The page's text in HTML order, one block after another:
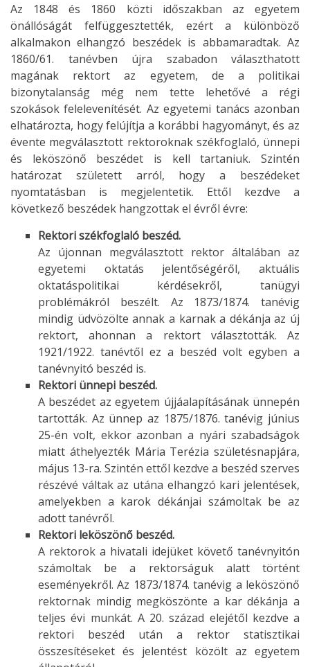
Az 1848 és 1860 közti időszakban az egyetem
önállóságát felfüggesztették, ezért a különböző
alkalmakon elhangzó beszédek is abbamaradtak. Az
1860/61. tanévben újra szabadon választhatott
magának rektort az egyetem, de a politikai
bizonytalanság még nem tette lehetővé a régi
szokások felelevenítését. Az egyetemi tanács azonban
elhatározta, hogy felújítja a korábbi hagyományt, és az
évente megválasztott rektoroknak székfoglaló, ünnepi
és leköszönő beszédet is kell tartaniuk. Szintén
határozat született arról, hogy a beszédeket
nyomtatásban is megjelentetik. Ettől kezdve a
következő beszédek hangzottak el évről évre:
Rektori székfoglaló beszéd.
Az újonnan megválasztott rektor általában az
egyetemi oktatás jelentőségéről, aktuális
oktatáspolitikai kérdésekről, tanügyi
problémákról beszélt. Az 1873/1874. tanévig
mindig üdvözölte annak a karnak a dékánja az új
rektort, ahonnan a rektort választották. Az
1921/1922. tanévtől ez a beszéd volt egyben a
tanévnyitó beszéd is.
Rektori ünnepi beszéd.
A beszédet az egyetem újjáalapításának ünnepén
tartották. Az ünnep az 1875/1876. tanévig június
25-én volt, ekkor azonban a nyári szabadságok
miatt áthelyezték Mária Terézia születésnapjára,
május 13-ra. Szintén ettől kezdve a beszéd szerves
részévé váltak az utána elhangzó kari jelentések,
amelyekben a karok dékánjai számoltak be az
adott tanévről.
Rektori leköszönő beszéd.
A rektorok a hivatali idejüket követő tanévnyitón
számoltak be a rektorságuk alatt történt
eseményekről. Az 1873/1874. tanévig a leköszönő
rektornak mindig megköszönte a kar dékánja a
teljes évi munkát. A 20. század elejétől kezdve a
rektori beszéd után a rektor statisztikai
összesítéseket és jelentést közölt az egyetem